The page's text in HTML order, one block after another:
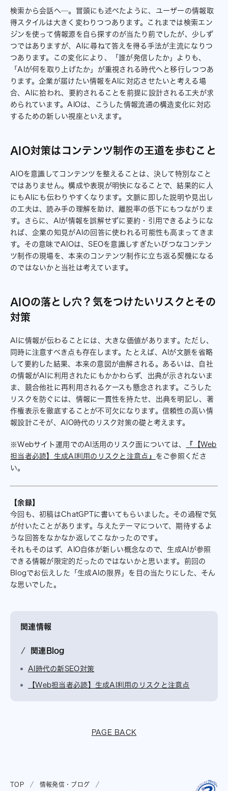
検索から会話へ─。冒頭にも述べたように、ユーザーの情報取
得スタイルは大きく変わりつつあります。これまでは検索エン
ジンを使って情報源を自ら探すのが当たり前でしたが、少しず
つではありますが、AIに尋ねて答えを得る手法が主流になりつ
つあります。この変化により、「誰が発信したか」よりも、
「AIが何を取り上げたか」が重視される時代へと移行しつつあ
ります。企業が届けたい情報をAIに対応させたいと考える場
合、AIに拾われ、要約されることを前提に設計される工夫が求
められています。AIOは、こうした情報流通の構造変化に対応
するための新しい視座といえます。
AIO対策はコンテンツ制作の王道を歩むこと
AIOを意識してコンテンツを整えることは、決して特別なこと
ではありません。構成や表現が明快になることで、結果的に人
にもAIにも伝わりやすくなります。文脈に即した説明や見出し
の工夫は、読み手の理解を助け、離脱率の低下にもつながりま
す。さらに、AIが情報を誤解せずに要約・引用できるようにな
れば、企業の知見がAIの回答に使われる可能性も高まってきま
す。その意味でAIOは、SEOを意識しすぎたいびつなコンテン
ツ制作の現場を、本来のコンテンツ制作に立ち返る契機になる
のではないかと当社は考えています。
AIOの落とし穴？気をつけたいリスクとその
対策
AIに情報が伝わることには、大きな価値があります。ただし、
同時に注意すべき点も存在します。たとえば、AIが文脈を省略
して要約した結果、本来の意図が曲解される。あるいは、自社
の情報がAIに利用されたにもかかわらず、出典が示されないま
ま、競合他社に再利用されるケースも懸念されます。こうした
リスクを防ぐには、情報に一貫性を持たせ、出典を明記し、著
作権表示を徹底することが不可欠になります。信頼性の高い情
報設計こそが、AIO時代のリスク対策の礎と考えます。
※Webサイト運用でのAI活用のリスク面については、
『【Web
担当者必読】生成AI利用のリスクと注意点』 をご参照くださ
い。
【余録】
今回も、初稿はChatGPTに書いてもらいました。その過程で気
が付いたことがあります。与えたテーマについて、期待するよ
うな回答をなかなか返してこなかったのです。
それもそのはず、AIO自体が新しい概念なので、生成AIが参照
できる情報が限定的だったのではないかと思います。前回の
Blogでお伝えした「生成AIの限界」を目の当たりにした、そん
な思いでした。
関連情報
関連Blog
AI時代の新SEO対策
【Web担当者必読】生成AI利用のリスクと注意点
PAGE BACK
TOP
情報発信・ブログ